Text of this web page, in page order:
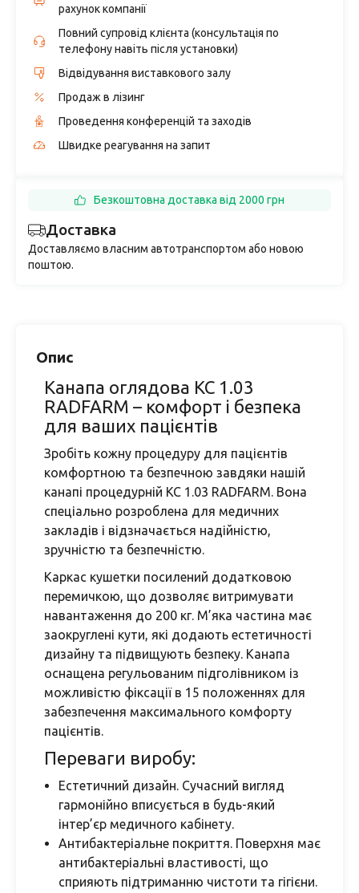
рахунок компанії
Повний супровід клієнта (консультація по
телефону навіть після установки)
Відвідування виставкового залу
Продаж в лізинг
Проведення конференцій та заходів
Швидке реагування на запит
Доставка
Доставляємо власним автотранспортом або новою
поштою.
Безкоштовна доставка від 2000 грн
Опис
Канапа оглядова КС 1.03
RADFARM – комфорт і безпека
для ваших пацієнтів
Зробіть кожну процедуру для пацієнтів
комфортною та безпечною завдяки нашій
канапі процедурній КС 1.03 RADFARM. Вона
спеціально розроблена для медичних
закладів і відзначається надійністю,
зручністю та безпечністю.
Каркас кушетки посилений додатковою
перемичкою, що дозволяє витримувати
навантаження до 200 кг. М’яка частина має
заокруглені кути, які додають естетичності
дизайну та підвищують безпеку. Канапа
оснащена регульованим підголівником із
можливістю фіксації в 15 положеннях для
забезпечення максимального комфорту
пацієнтів.
Переваги виробу:
Естетичний дизайн. Сучасний вигляд
гармонійно вписується в будь-який
інтер’єр медичного кабінету.
Антибактеріальне покриття. Поверхня має
антибактеріальні властивості, що
сприяють підтриманню чистоти та гігієни.